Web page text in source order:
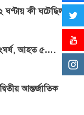
কী ঘটেছিল?
সংঘর্ষ, আহত ৫….
আন্তর্জাতিক